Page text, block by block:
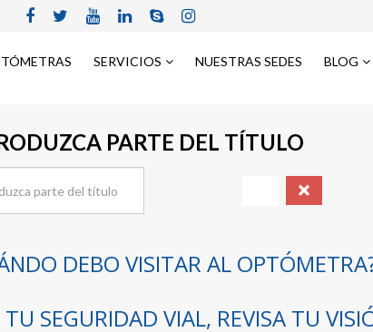
SERVICIOS NUESTRAS SEDES BLOG
PARTE DEL TÍTULO
DEBO VISITAR AL
TU SEGURIDAD VIAL, REVISA TU